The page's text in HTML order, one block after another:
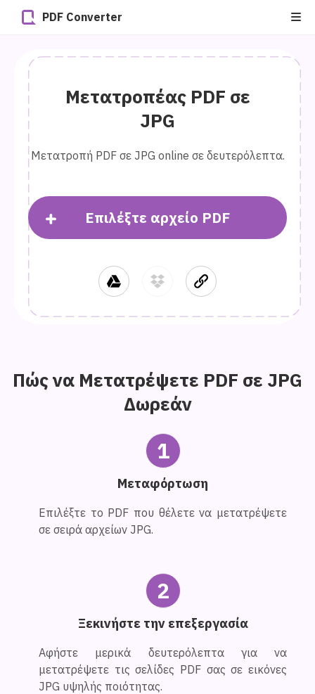
PDF Converter
Μετατροπέας PDF σε
JPG
Μετατροπή PDF σε JPG online σε δευτερόλεπτα.
Επιλέξτε αρχείο PDF
Πώς να Μετατρέψετε PDF σε JPG
Δωρεάν
1
Μεταφόρτωση
Επιλέξτε το PDF που θέλετε να μετατρέψετε
σε σειρά αρχείων JPG.
2
Ξεκινήστε την επεξεργασία
Αφήστε μερικά δευτερόλεπτα για να
μετατρέψετε τις σελίδες PDF σας σε εικόνες
JPG υψηλής ποιότητας.